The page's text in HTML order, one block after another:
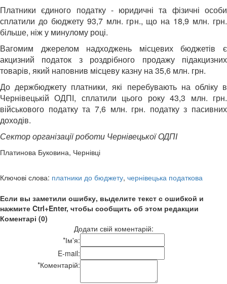
Платники єдиного податку - юридичні та фізичні особи
сплатили до бюджету 93,7 млн. грн., що на 18,9 млн. грн.
більше, ніж у минулому році.
Вагомим джерелом надходжень місцевих бюджетів є
акцизний податок з роздрібного продажу підакцизних
товарів, який наповнив місцеву казну на 35,6 млн. грн.
До держбюджету платники, які перебувають на обліку в
Чернівецькій ОДПІ, сплатили цього року 43,3 млн. грн.
військового податку та 7,6 млн. грн. податку з пасивних
доходів.
Сектор організації роботи Чернівецької ОДПІ
Платинова Буковина, Чернівці
Ключові слова: платники до бюджету, чернівецька податкова
Если вы заметили ошибку, выделите текст с ошибкой и
нажмите Ctrl+Enter, чтобы сообщить об этом редакции
Коментарі (0)
Додати свій коментарій:
*Ім'я:
E-mail:
*Коментарій: